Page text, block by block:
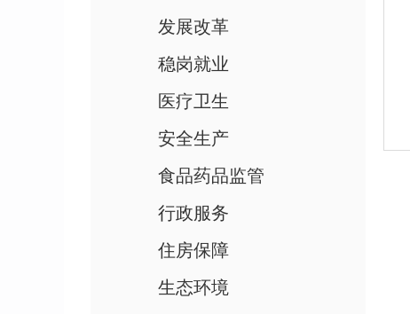
发展改革
稳岗就业
医疗卫生
安全生产
食品药品监管
行政服务
住房保障
生态环境